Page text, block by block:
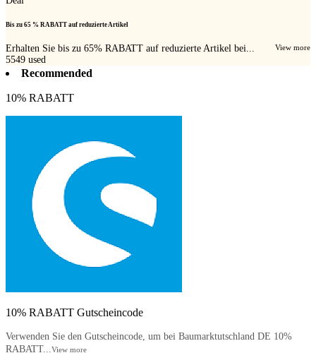
Bis zu 65 % RABATT auf reduzierte Artikel
Erhalten Sie bis zu 65% RABATT auf reduzierte Artikel bei... View more
5549 used
Recommended
10% RABATT
10% RABATT Gutscheincode
Verwenden Sie den Gutscheincode, um bei Baumarktutschland DE 10%
RABATT...View more